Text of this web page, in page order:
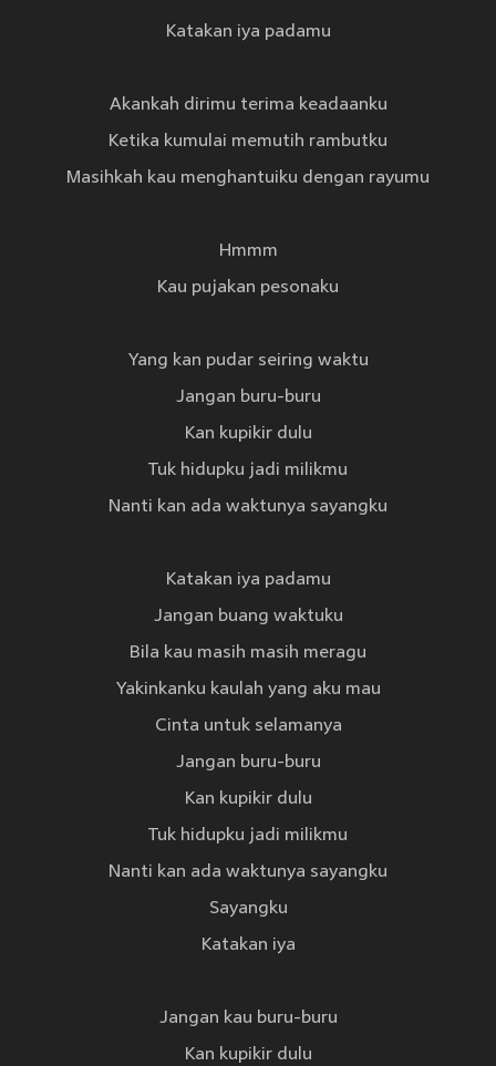
Katakan iya padamu
Akankah dirimu terima keadaanku
Ketika kumulai memutih rambutku
Masihkah kau menghantuiku dengan rayumu
Hmmm
Kau pujakan pesonaku
Yang kan pudar seiring waktu
Jangan buru-buru
Kan kupikir dulu
Tuk hidupku jadi milikmu
Nanti kan ada waktunya sayangku
Katakan iya padamu
Jangan buang waktuku
Bila kau masih masih meragu
Yakinkanku kaulah yang aku mau
Cinta untuk selamanya
Jangan buru-buru
Kan kupikir dulu
Tuk hidupku jadi milikmu
Nanti kan ada waktunya sayangku
Sayangku
Katakan iya
Jangan kau buru-buru
Kan kupikir dulu